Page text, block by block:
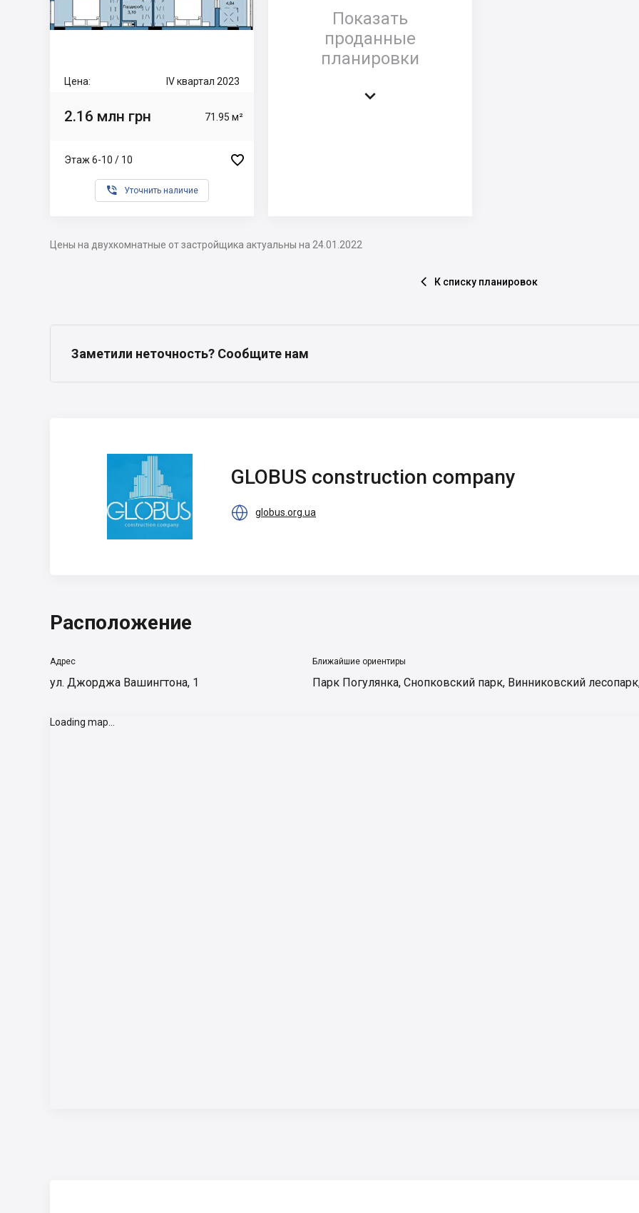
Цена: IV квартал 2023
2.16 млн грн 71.95 м²
Этаж 6-10 / 10 
 Уточнить наличие
Показать
проданные
планировки

Цены на двухкомнатные от застройщика актуальны на 24.01.2022
 К списку планировок
Заметили неточность? Сообщите нам
GLOBUS
construction
company
GLOBUS construction company
 globus.org.ua
Расположение
Адрес
ул. Джорджа Вашингтона, 1
Ближайшие ориентиры
Парк Погулянка, Снопковский парк, Винниковский лесопарк
Loading map...